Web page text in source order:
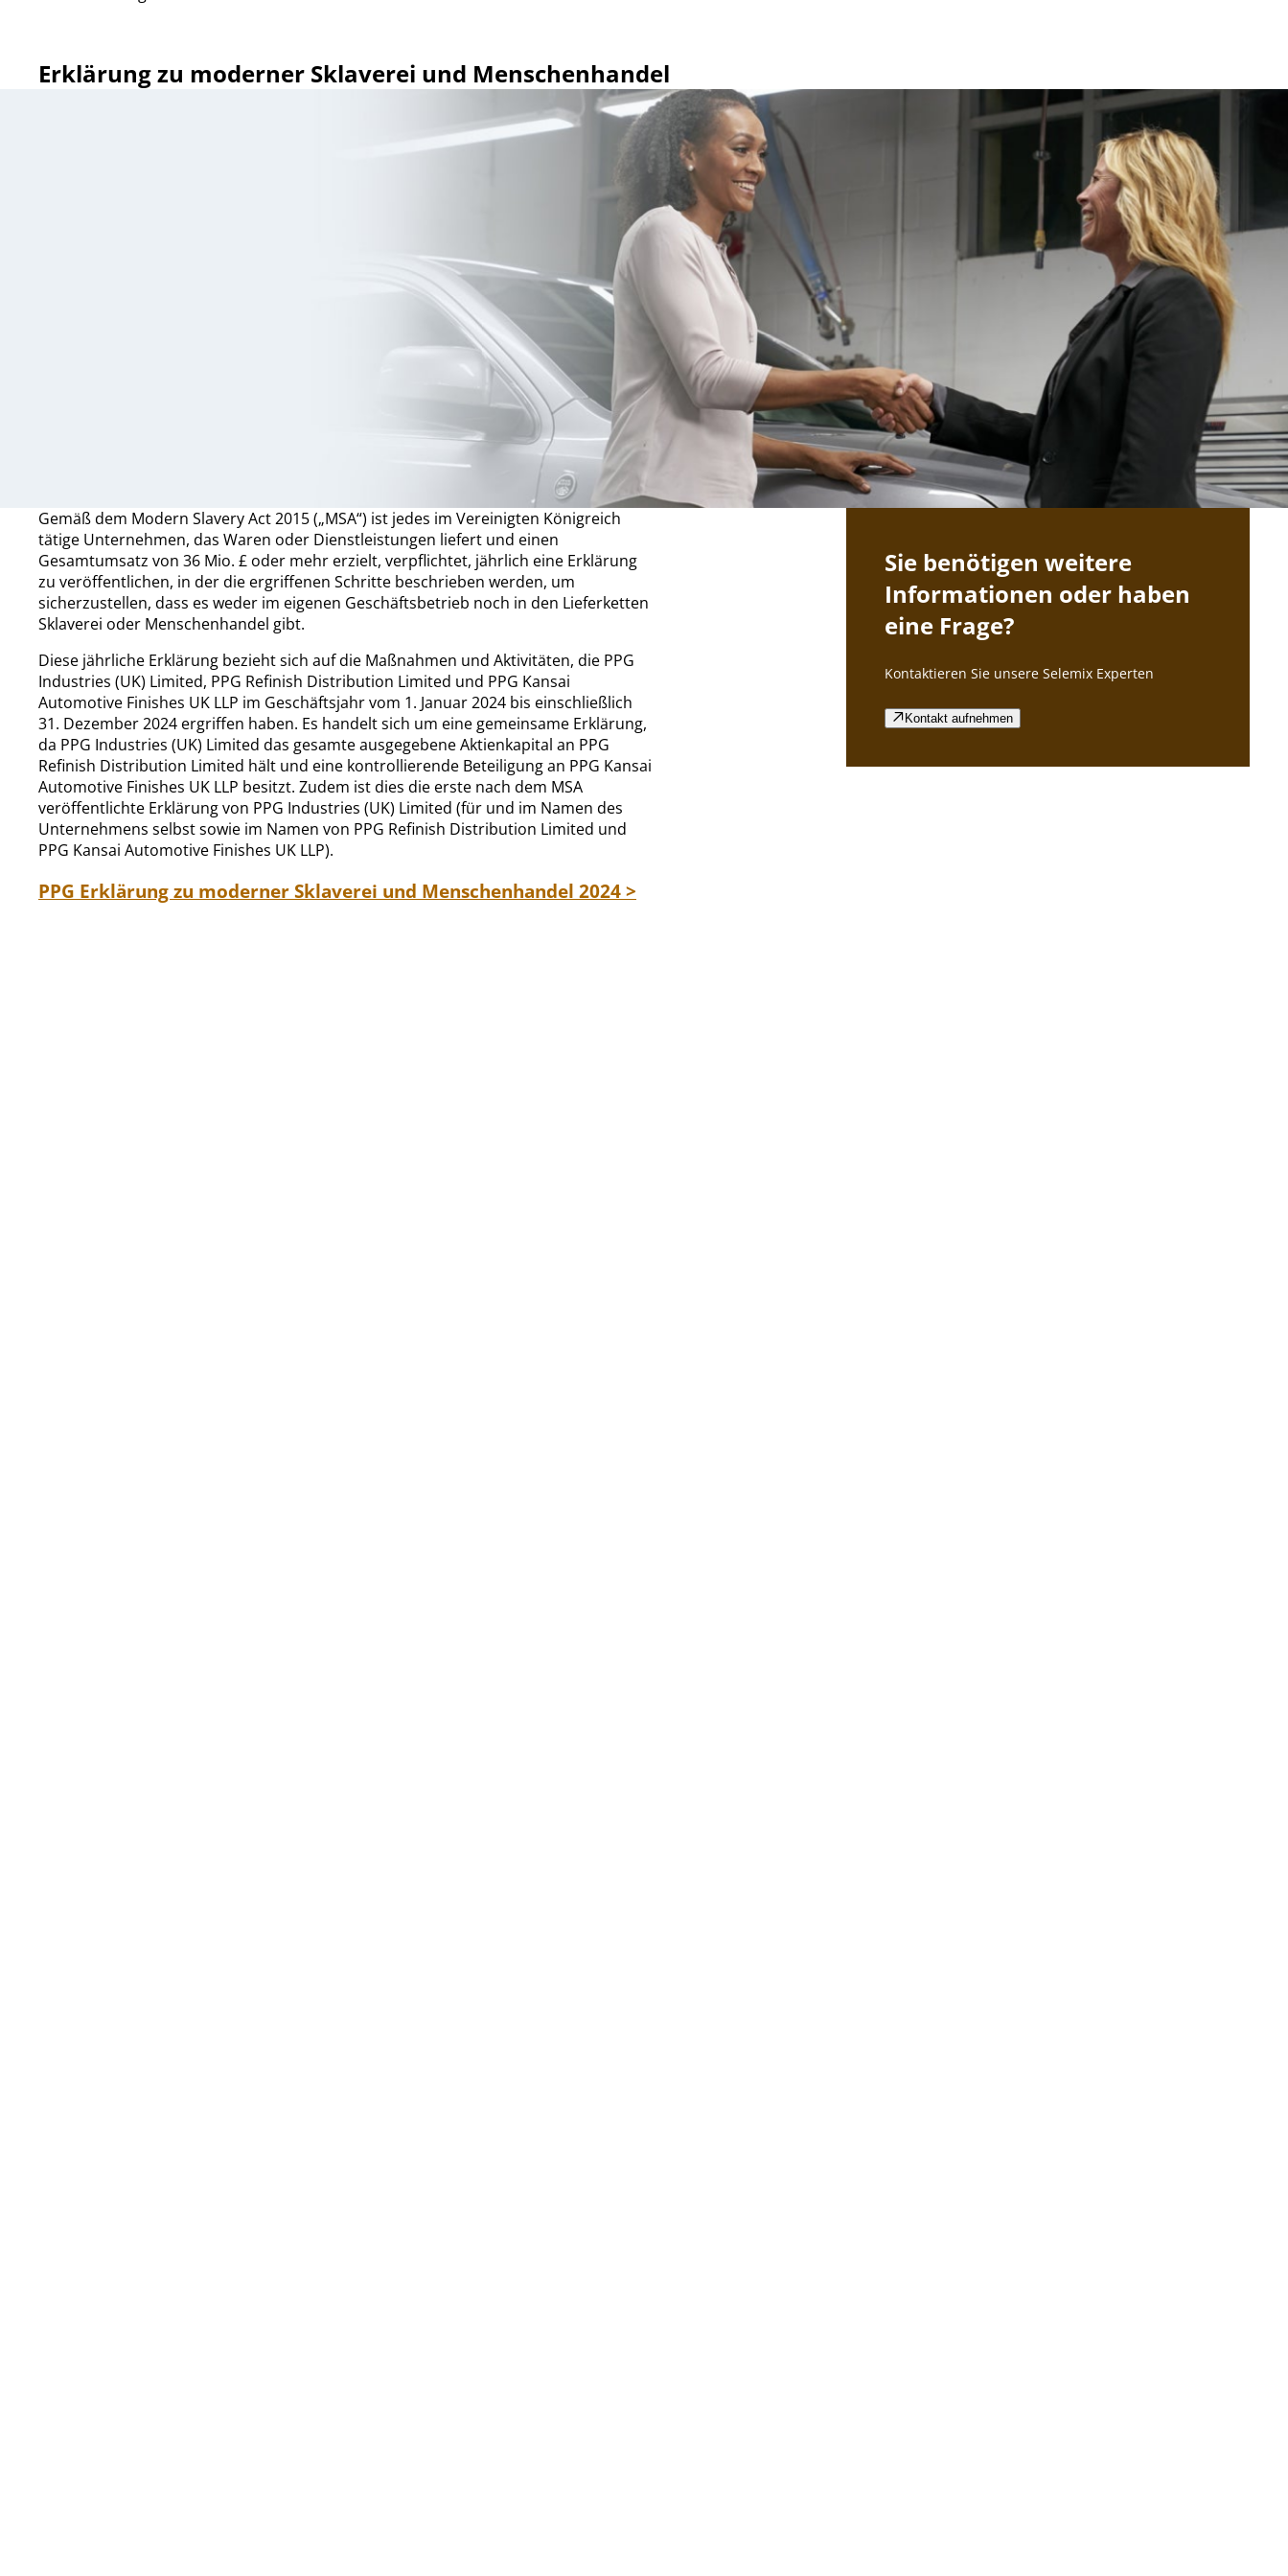
Erklärung zu moderner Sklaverei und Menschenhandel
Gemäß dem Modern Slavery Act 2015 („MSA“) ist jedes im Vereinigten Königreich
tätige Unternehmen, das Waren oder Dienstleistungen liefert und einen
Gesamtumsatz von 36 Mio. £ oder mehr erzielt, verpflichtet, jährlich eine Erklärung
zu veröffentlichen, in der die ergriffenen Schritte beschrieben werden, um
sicherzustellen, dass es weder im eigenen Geschäftsbetrieb noch in den Lieferketten
Sklaverei oder Menschenhandel gibt.
Diese jährliche Erklärung bezieht sich auf die Maßnahmen und Aktivitäten, die PPG
Industries (UK) Limited, PPG Refinish Distribution Limited und PPG Kansai
Automotive Finishes UK LLP im Geschäftsjahr vom 1. Januar 2024 bis einschließlich
31. Dezember 2024 ergriffen haben. Es handelt sich um eine gemeinsame Erklärung,
da PPG Industries (UK) Limited das gesamte ausgegebene Aktienkapital an PPG
Refinish Distribution Limited hält und eine kontrollierende Beteiligung an PPG Kansai
Automotive Finishes UK LLP besitzt. Zudem ist dies die erste nach dem MSA
veröffentlichte Erklärung von PPG Industries (UK) Limited (für und im Namen des
Unternehmens selbst sowie im Namen von PPG Refinish Distribution Limited und
PPG Kansai Automotive Finishes UK LLP).
PPG Erklärung zu moderner Sklaverei und Menschenhandel 2024 >
Sie benötigen weitere
Informationen oder haben
eine Frage?
Kontaktieren Sie unsere Selemix Experten
Kontakt aufnehmen